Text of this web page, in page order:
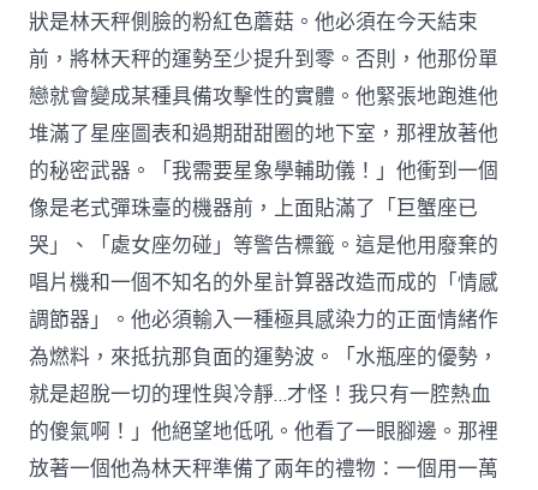
狀是林天秤側臉的粉紅色蘑菇。他必須在今天結束
前，將林天秤的運勢至少提升到零。否則，他那份單
戀就會變成某種具備攻擊性的實體。他緊張地跑進他
堆滿了星座圖表和過期甜甜圈的地下室，那裡放著他
的秘密武器。「我需要星象學輔助儀！」他衝到一個
像是老式彈珠臺的機器前，上面貼滿了「巨蟹座已
哭」、「處女座勿碰」等警告標籤。這是他用廢棄的
唱片機和一個不知名的外星計算器改造而成的「情感
調節器」。他必須輸入一種極具感染力的正面情緒作
為燃料，來抵抗那負面的運勢波。「水瓶座的優勢，
就是超脫一切的理性與冷靜…才怪！我只有一腔熱血
的傻氣啊！」他絕望地低吼。他看了一眼腳邊。那裡
放著一個他為林天秤準備了兩年的禮物：一個用一萬